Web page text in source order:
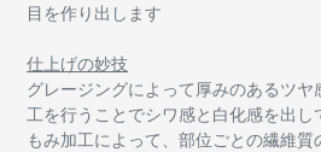
目を作り出します
仕上げの妙技
グレージングによって厚みのあるツヤ
工を行うことでシワ感と白化感を出し
もみ加工によって、部位ごとの繊維